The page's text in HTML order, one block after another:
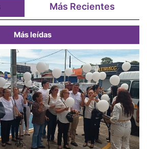
Más Recientes
Más leídas